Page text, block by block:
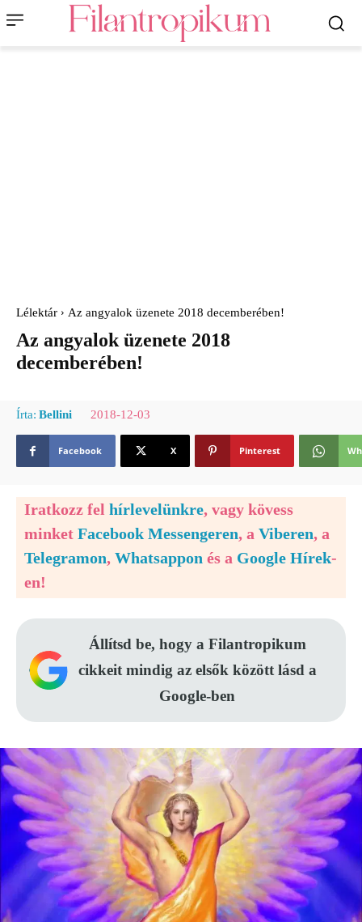
Lélektár Az angyalok üzenete 2018 decemberében!
Az angyalok üzenete 2018
decemberében!
Írta: Bellini 2018-12-03
Facebook X Pinterest
Iratkozz fel hírlevelünkre, vagy kövess
minket Facebook Messengeren, a Viberen, a
Telegramon, Whatsappon és a Google Hírek-
en!
Állítsd be, hogy a Filantropikum
cikkeit mindig az elsők között lásd a
Google-ben